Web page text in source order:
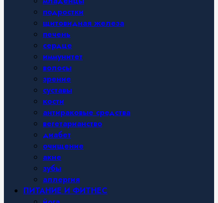
подростки
щитовидная железа
печень
сердце
иммунитет
волосы
зрение
суставы
кости
антираковые средства
вегетарианство
диабет
очищение
акне
зубы
аллергия
ПИТАНИЕ И ФИТНЕС